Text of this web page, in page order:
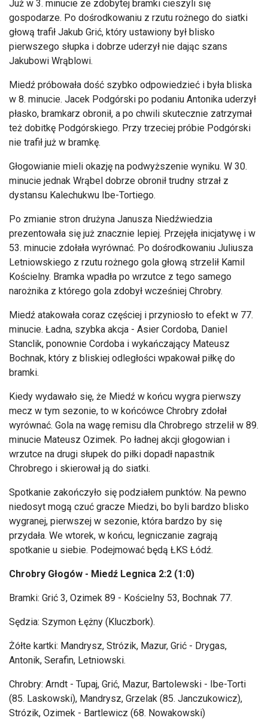
Już w 3. minucie ze zdobytej bramki cieszyli się
gospodarze. Po dośrodkowaniu z rzutu rożnego do siatki
głową trafił Jakub Grić, który ustawiony był blisko
pierwszego słupka i dobrze uderzył nie dając szans
Jakubowi Wrąblowi.
Miedź próbowała dość szybko odpowiedzieć i była bliska
w 8. minucie. Jacek Podgórski po podaniu Antonika uderzył
płasko, bramkarz obronił, a po chwili skutecznie zatrzymał
też dobitkę Podgórskiego. Przy trzeciej próbie Podgórski
nie trafił już w bramkę.
Głogowianie mieli okazję na podwyższenie wyniku. W 30.
minucie jednak Wrąbel dobrze obronił trudny strzał z
dystansu Kalechukwu Ibe-Tortiego.
Po zmianie stron drużyna Janusza Niedźwiedzia
prezentowała się już znacznie lepiej. Przejęła inicjatywę i w
53. minucie zdołała wyrównać. Po dośrodkowaniu Juliusza
Letniowskiego z rzutu rożnego gola głową strzelił Kamil
Kościelny. Bramka wpadła po wrzutce z tego samego
narożnika z którego gola zdobył wcześniej Chrobry.
Miedź atakowała coraz częściej i przyniosło to efekt w 77.
minucie. Ładna, szybka akcja - Asier Cordoba, Daniel
Stanclik, ponownie Cordoba i wykańczający Mateusz
Bochnak, który z bliskiej odległości wpakował piłkę do
bramki.
Kiedy wydawało się, że Miedź w końcu wygra pierwszy
mecz w tym sezonie, to w końcówce Chrobry zdołał
wyrównać. Gola na wagę remisu dla Chrobrego strzelił w 89.
minucie Mateusz Ozimek. Po ładnej akcji głogowian i
wrzutce na drugi słupek do piłki dopadł napastnik
Chrobrego i skierował ją do siatki.
Spotkanie zakończyło się podziałem punktów. Na pewno
niedosyt mogą czuć gracze Miedzi, bo byli bardzo blisko
wygranej, pierwszej w sezonie, która bardzo by się
przydała. We wtorek, w końcu, legniczanie zagrają
spotkanie u siebie. Podejmować będą ŁKS Łódź.
Chrobry Głogów - Miedź Legnica 2:2 (1:0)
Bramki: Grić 3, Ozimek 89 - Kościelny 53, Bochnak 77.
Sędzia: Szymon Łężny (Kluczbork).
Żółte kartki: Mandrysz, Strózik, Mazur, Grić - Drygas,
Antonik, Serafin, Letniowski.
Chrobry: Arndt - Tupaj, Grić, Mazur, Bartolewski - Ibe-Torti
(85. Laskowski), Mandrysz, Grzelak (85. Janczukowicz),
Strózik, Ozimek - Bartlewicz (68. Nowakowski)